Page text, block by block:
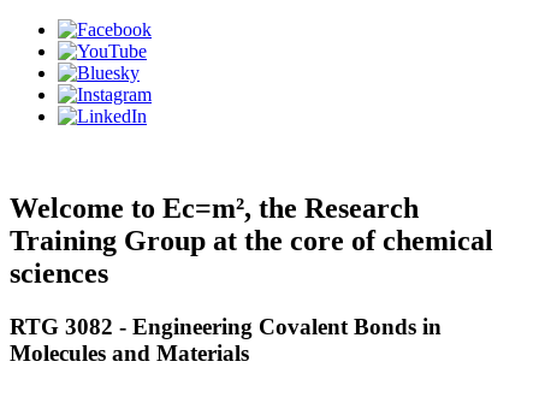
Welcome to Ec=m², the Research
Training Group at the core of chemical
sciences
RTG 3082 - Engineering Covalent Bonds in
Molecules and Materials